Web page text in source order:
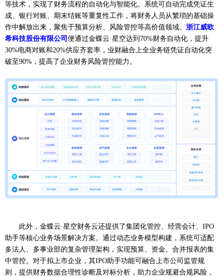
等技术，实现了财务流程的自动化与智能化。系统可自动完成凭证生
成、银行对账、期末结账等重复性工作，将财务人员从繁琐的基础操
作中解放出来，聚焦于预算分析、风险管控等高价值领域。 浙江威欧
希科技股份有限公司 便通过金蝶云·星空达到70%财务自动化，提升
30%电商对账和20%供应齐套率，业财融合上全业务链凭证自动化突
破至90%，提高了企业财务风险管控能力。
此外，金蝶云·星空财务云还提供了集团化管控、经营会计、IPO
助手等核心业务场景解决方案。通过动态业务模型构建，系统可适配
多法人、多事业部的复杂管理架构，实现预算、资金、合并报表的集
中管控。对于拟上市企业，其IPO助手功能可融合上市公司监管规
则，提供财务数据合理性诊断及对标分析，助力企业规避合规风险，